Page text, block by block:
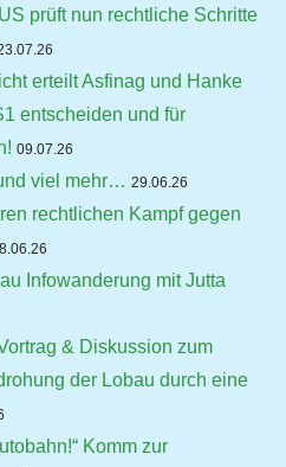
prüft nun rechtliche Schritte
erteilt Asfinag und Hanke
entscheiden und für
09.07.26
viel mehr… 29.06.26
rechtlichen Kampf gegen
Infowanderung mit Jutta
& Diskussion zum
der Lobau durch eine
Komm zur